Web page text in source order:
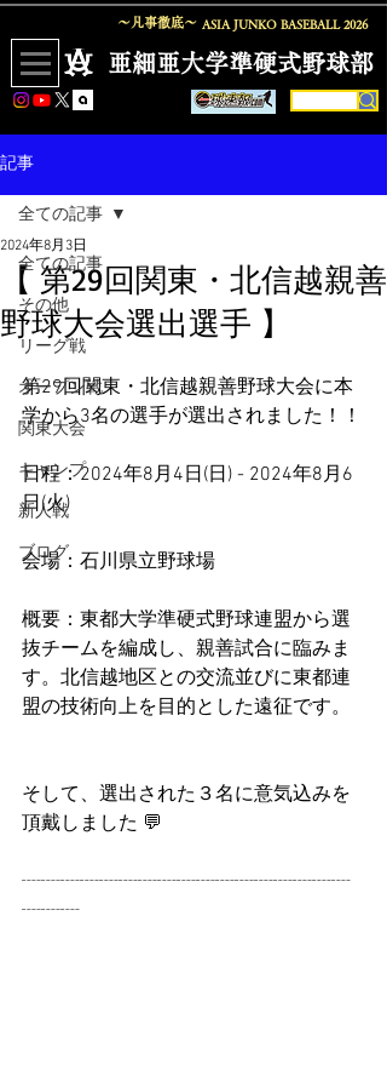
〜凡事徹底〜 ASIA JUNKO BASEBALL 2026
​亜細亜大学準硬式野球部
記事
全ての記事
その他
リーグ戦
オープン戦
関東大会
キャンプ
新人戦
ブログ
全ての記事
【 第29回関東・北信越親善
野球大会選出選手 】
2024年8月3日
第29回関東・北信越親善野球大会に本
学から3名の選手が選出されました！！
日程：2024年8月4日(日) - 2024年8月6
日(火)
会場：石川県立野球場
概要：東都大学準硬式野球連盟から選
抜チームを編成し、親善試合に臨みま
す。北信越地区との交流並びに東都連
盟の技術向上を目的とした遠征です。
そして、選出された３名に意気込みを
頂戴しました 💬
┈┈┈┈┈┈┈┈┈┈┈┈┈┈┈┈┈
┈┈┈